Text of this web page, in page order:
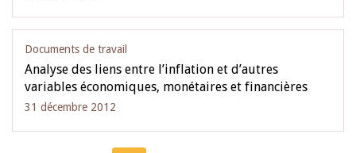
Documents de travail
Analyse des liens entre l’inflation et d’autres
variables économiques, monétaires et financières
31 décembre 2012